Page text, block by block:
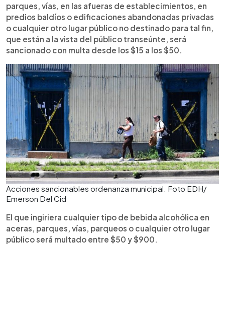
parques, vías, en las afueras de establecimientos, en
predios baldíos o edificaciones abandonadas privadas
o cualquier otro lugar público no destinado para tal fin,
que están a la vista del público transeúnte, será
sancionado con multa desde los $15 a los $50.
Acciones sancionables ordenanza municipal. Foto EDH/
Emerson Del Cid
El que ingiriera cualquier tipo de bebida alcohólica en
aceras, parques, vías, parqueos o cualquier otro lugar
público será multado entre $50 y $900.